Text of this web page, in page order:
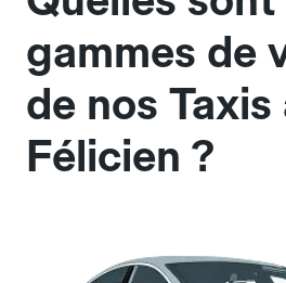
gammes de
de nos
Félicien ?